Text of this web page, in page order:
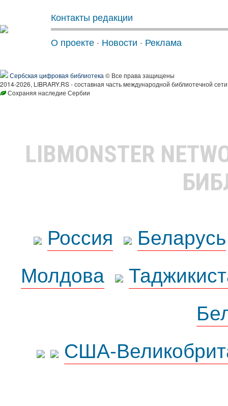
Контакты редакции
О проекте · Новости · Реклама
Сербская цифровая библиотека © Все права защищены
2014-2026, LIBRARY.RS - составная часть международной библиотечной
Сохраняя наследие Сербии
LIBMONSTER
Россия
Беларусь
Молдова
США-